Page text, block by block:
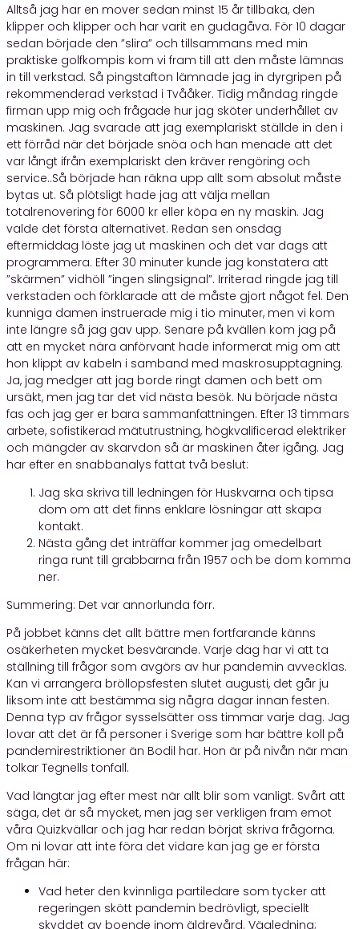
Alltså jag har en mover sedan minst 15 år tillbaka, den
klipper och klipper och har varit en gudagåva. För 10 dagar
sedan började den ”slira” och tillsammans med min
praktiske golfkompis kom vi fram till att den måste lämnas
in till verkstad. Så pingstafton lämnade jag in dyrgripen på
rekommenderad verkstad i Tvååker. Tidig måndag ringde
firman upp mig och frågade hur jag sköter underhållet av
maskinen. Jag svarade att jag exemplariskt ställde in den i
ett förråd när det började snöa och han menade att det
var långt ifrån exemplariskt den kräver rengöring och
service..Så började han räkna upp allt som absolut måste
bytas ut. Så plötsligt hade jag att välja mellan
totalrenovering för 6000 kr eller köpa en ny maskin. Jag
valde det första alternativet. Redan sen onsdag
eftermiddag löste jag ut maskinen och det var dags att
programmera. Efter 30 minuter kunde jag konstatera att
”skärmen” vidhöll ”ingen slingsignal”. Irriterad ringde jag till
verkstaden och förklarade att de måste gjort något fel. Den
kunniga damen instruerade mig i tio minuter, men vi kom
inte längre så jag gav upp. Senare på kvällen kom jag på
att en mycket nära anförvant hade informerat mig om att
hon klippt av kabeln i samband med maskrosupptagning.
Ja, jag medger att jag borde ringt damen och bett om
ursäkt, men jag tar det vid nästa besök. Nu började nästa
fas och jag ger er bara sammanfattningen. Efter 13 timmars
arbete, sofistikerad mätutrustning, högkvalificerad elektriker
och mängder av skarvdon så är maskinen åter igång. Jag
har efter en snabbanalys fattat två beslut:
Jag ska skriva till ledningen för Huskvarna och tipsa
dom om att det finns enklare lösningar att skapa
kontakt.
Nästa gång det inträffar kommer jag omedelbart
ringa runt till grabbarna från 1957 och be dom komma
ner.
Summering: Det var annorlunda förr.
På jobbet känns det allt bättre men fortfarande känns
osäkerheten mycket besvärande. Varje dag har vi att ta
ställning till frågor som avgörs av hur pandemin avvecklas.
Kan vi arrangera bröllopsfesten slutet augusti, det går ju
liksom inte att bestämma sig några dagar innan festen.
Denna typ av frågor sysselsätter oss timmar varje dag. Jag
lovar att det är få personer i Sverige som har bättre koll på
pandemirestriktioner än Bodil har. Hon är på nivån när man
tolkar Tegnells tonfall.
Vad längtar jag efter mest när allt blir som vanligt. Svårt att
säga, det är så mycket, men jag ser verkligen fram emot
våra Quizkvällar och jag har redan börjat skriva frågorna.
Om ni lovar att inte föra det vidare kan jag ge er första
frågan här:
Vad heter den kvinnliga partiledare som tycker att
regeringen skött pandemin bedrövligt, speciellt
skyddet av boende inom äldrevård. Vägledning;